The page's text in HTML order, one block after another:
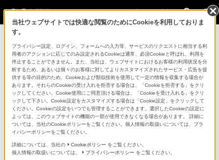
法人のお客様
コンスーマー製品に関するお問い合わせ
製品に関する重要なお知らせ
プロフェッショナル／業務用製品に関
するサポート・お問い合わせ
専用窓口のある業務用商品に関するお問い合わせ
以下の製品・サービスは専用窓口がございます。対象の
アイコンをクリックしてリンク先の窓口よりお問い合わ
当社ウェブサイトでは快適な閲覧のためにCookieを利用しておりま
す。
プライバシー設定、ログイン、フォームへの入力等、サービスのリクエストに相当する利
用者のアクションに応じてのみ設定されるCookieは通常、必須Cookieと呼ばれ、利用を
停止することができません。また、当社は、ウェブサイトにおけるお客様の利用状況を分
析するため、あるいは個々のお客様に対してよりカスタマイズされたサービス・広告を提
供する等の目的のため、Cookieおよび類似技術を使用して一定の情報を収集する場合が
あります。それらのCookieの受け入れを拒否する場合は、「Cookieを拒否する」をクリ
ックしてください。Cookie使用にご同意頂ける場合は、「Cookieを受け入れる」をクリ
ックして下さい。Cookie設定をカスタマイズする場合は「Cookie設定」をクリックして
ください。Cookieの設定をいつでも管理することができます。選択したCookieの設定に
よっては、このウェブサイトの機能の一部が使用できなくなる場合があります。 詳細に
ついては、当社のCookieポリシーをご覧ください。個人情報の取扱いについては、プラ
イバシーポリシーをご覧ください。
詳細については、当社の Cookieポリシー をご覧ください。
個人情報の取扱いについては、
プライバシーポリシー をご覧ください。